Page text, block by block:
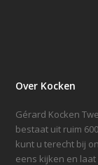
Over Kocken
Gérard Kocken
bestaat uit ruim
kunt u terecht bij
eens kijken en